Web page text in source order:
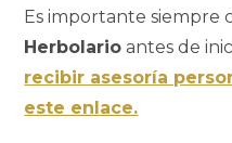
Es importante
Herbolario antes de
recibir asesoría
este enlace.